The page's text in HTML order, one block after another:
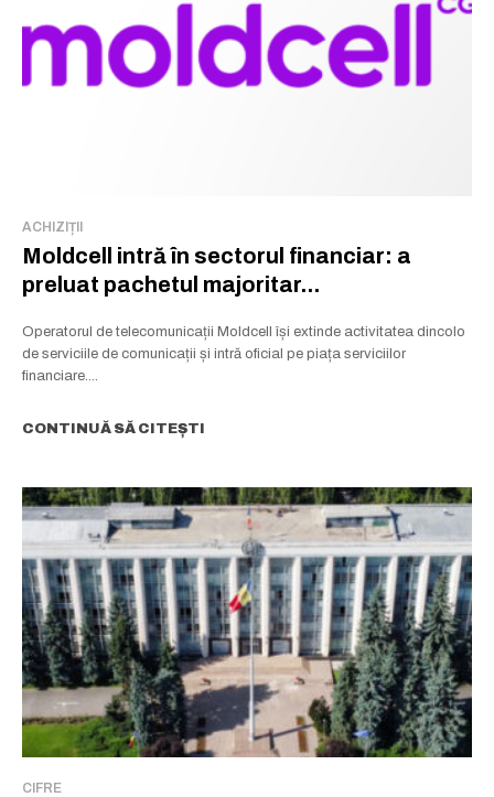
a ideilor care inspiră.
Abonează-te la newsletterul The List și citește știrile altfel.
ACHIZIȚII
Moldcell intră în sectorul financiar: a
preluat pachetul majoritar...
Operatorul de telecomunicații Moldcell își extinde activitatea dincolo
de serviciile de comunicații și intră oficial pe piața serviciilor
financiare....
CONTINUĂ SĂ CITEȘTI
CIFRE